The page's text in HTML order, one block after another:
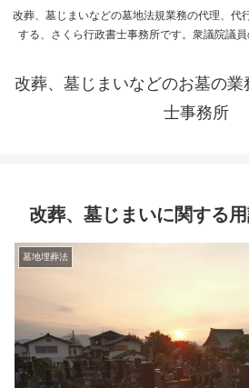
改葬、墓じまいなどの墓地法規業務の代理、代
する、さくら行政書士事務所です。衆議院議員
改葬、墓じまいなどのお墓の
士事務所
改葬、墓じまいに関する
墓地埋葬法